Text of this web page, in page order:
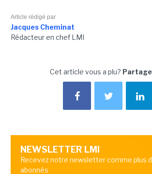
Article rédigé par
Jacques Cheminat
Rédacteur en chef LMI
Cet article vous a plu?
NEWSLETTER LMI
Recevez notre newsletter comme plus
abonnés